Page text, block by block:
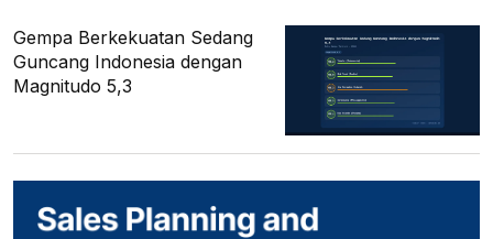
Gempa Berkekuatan Sedang
Guncang Indonesia dengan
Magnitudo 5,3